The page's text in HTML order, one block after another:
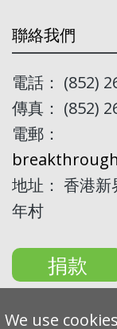
聯絡我們
電話： (852)
傳真： (852)
電郵：
地址： 香港
年村
捐款
We use